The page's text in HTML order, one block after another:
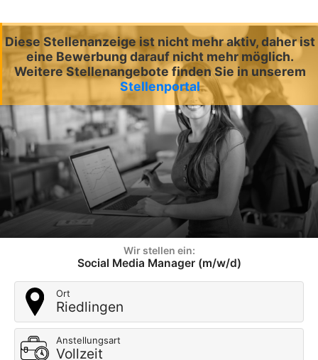
Diese Stellenanzeige ist nicht mehr aktiv, daher ist
eine Bewerbung darauf nicht mehr möglich.
Weitere Stellenangebote finden Sie in unserem
Stellenportal
Wir stellen ein:
Social Media Manager (m/w/d)
Ort
Riedlingen
Anstellungsart
Vollzeit